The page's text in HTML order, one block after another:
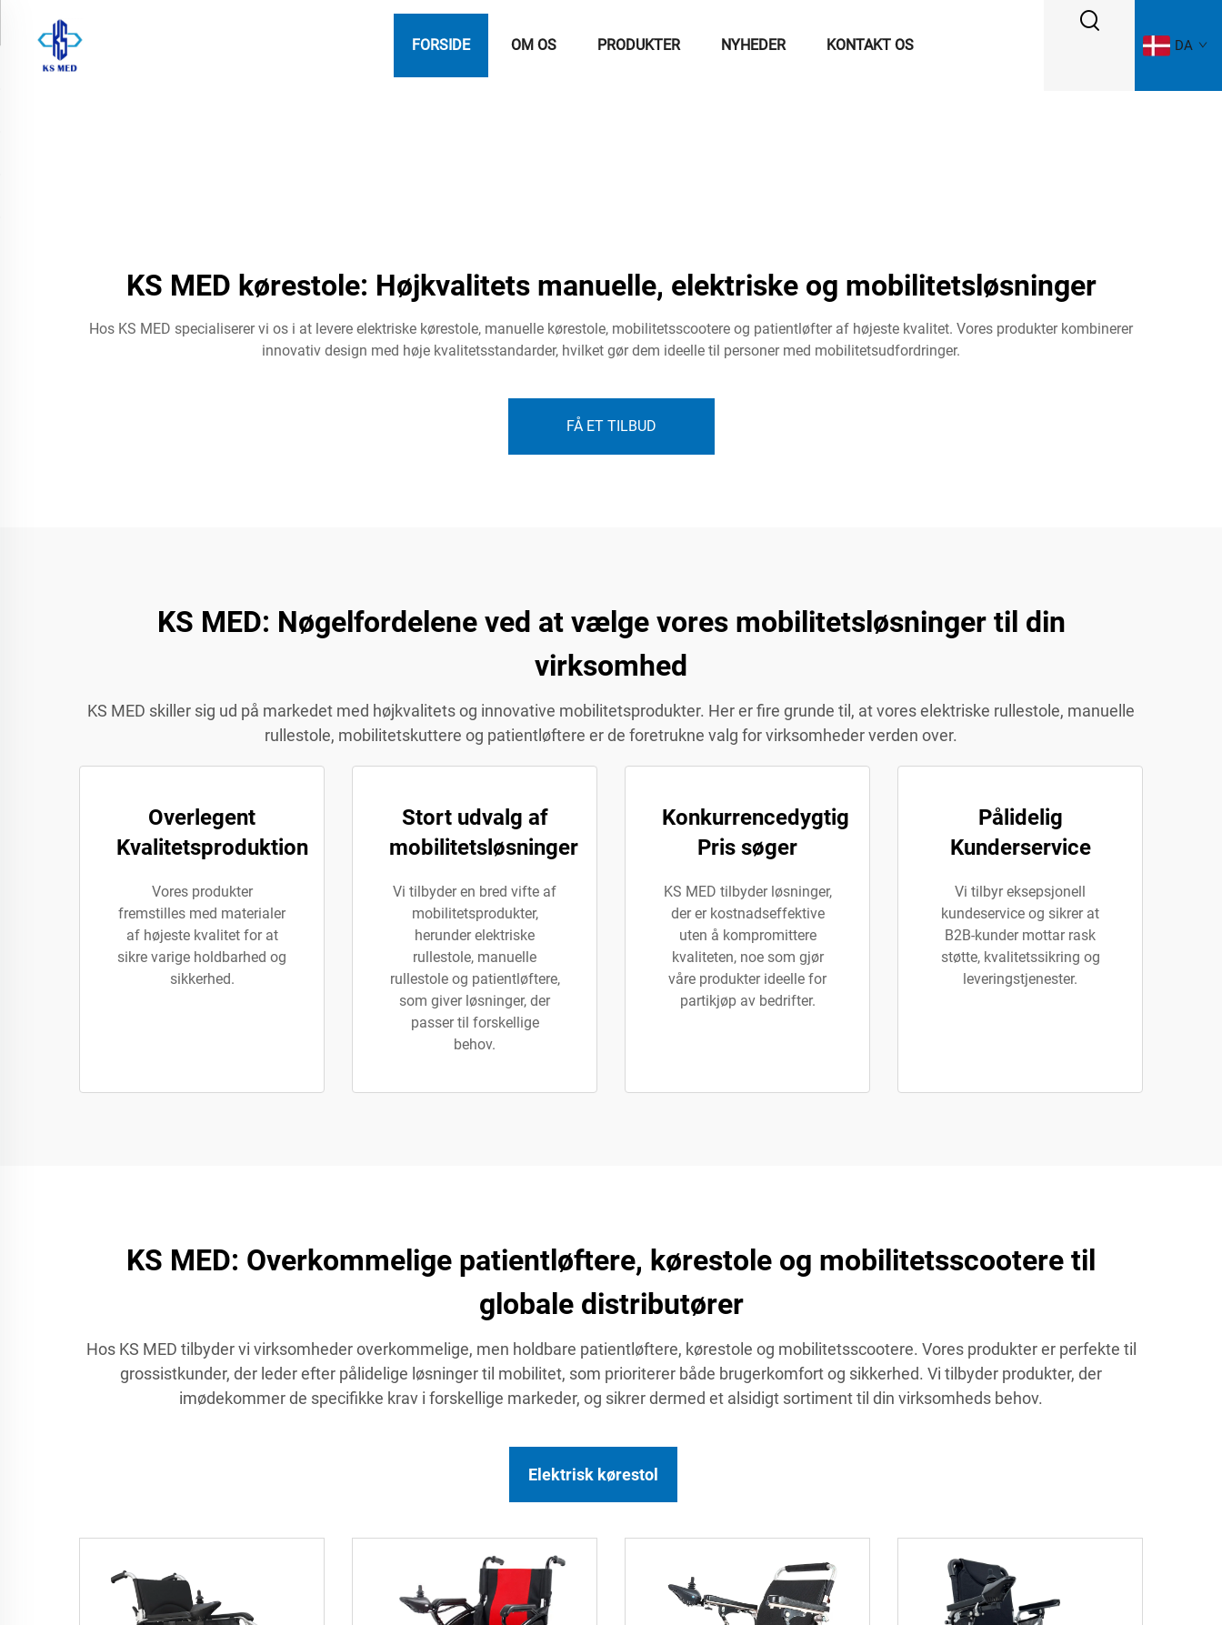
FORSIDE OM OS PRODUKTER NYHEDER KONTAKT OS DA
KS MED kørestole: Højkvalitets manuelle, elektriske og mobilitetsløsninger
Hos KS MED specialiserer vi os i at levere elektriske kørestole, manuelle kørestole, mobilitetsscootere og patientløfter af højeste kvalitet. Vores produkter kombinerer
innovativ design med høje kvalitetsstandarder, hvilket gør dem ideelle til personer med mobilitetsudfordringer.
FÅ ET TILBUD
KS MED: Nøgelfordelene ved at vælge vores mobilitetsløsninger til din
virksomhed
KS MED skiller sig ud på markedet med højkvalitets og innovative mobilitetsprodukter. Her er fire grunde til, at vores elektriske rullestole, manuelle
rullestole, mobilitetskuttere og patientløftere er de foretrukne valg for virksomheder verden over.
Overlegent
Kvalitetsproduktion
Vores produkter
fremstilles med materialer
af højeste kvalitet for at
sikre varige holdbarhed og
sikkerhed.
Stort udvalg af
mobilitetsløsninger
Vi tilbyder en bred vifte af
mobilitetsprodukter,
herunder elektriske
rullestole, manuelle
rullestole og patientløftere,
som giver løsninger, der
passer til forskellige
behov.
Konkurrencedygtig
Pris søger
KS MED tilbyder løsninger,
der er kostnadseffektive
uten å kompromittere
kvaliteten, noe som gjør
våre produkter ideelle for
partikjøp av bedrifter.
Pålidelig
Kunderservice
Vi tilbyr eksepsjonell
kundeservice og sikrer at
B2B-kunder mottar rask
støtte, kvalitetssikring og
leveringstjenester.
KS MED: Overkommelige patientløftere, kørestole og mobilitetsscootere til
globale distributører
Hos KS MED tilbyder vi virksomheder overkommelige, men holdbare patientløftere, kørestole og mobilitetsscootere. Vores produkter er perfekte til
grossistkunder, der leder efter pålidelige løsninger til mobilitet, som prioriterer både brugerkomfort og sikkerhed. Vi tilbyder produkter, der
imødekommer de specifikke krav i forskellige markeder, og sikrer dermed et alsidigt sortiment til din virksomheds behov.
Elektrisk kørestol